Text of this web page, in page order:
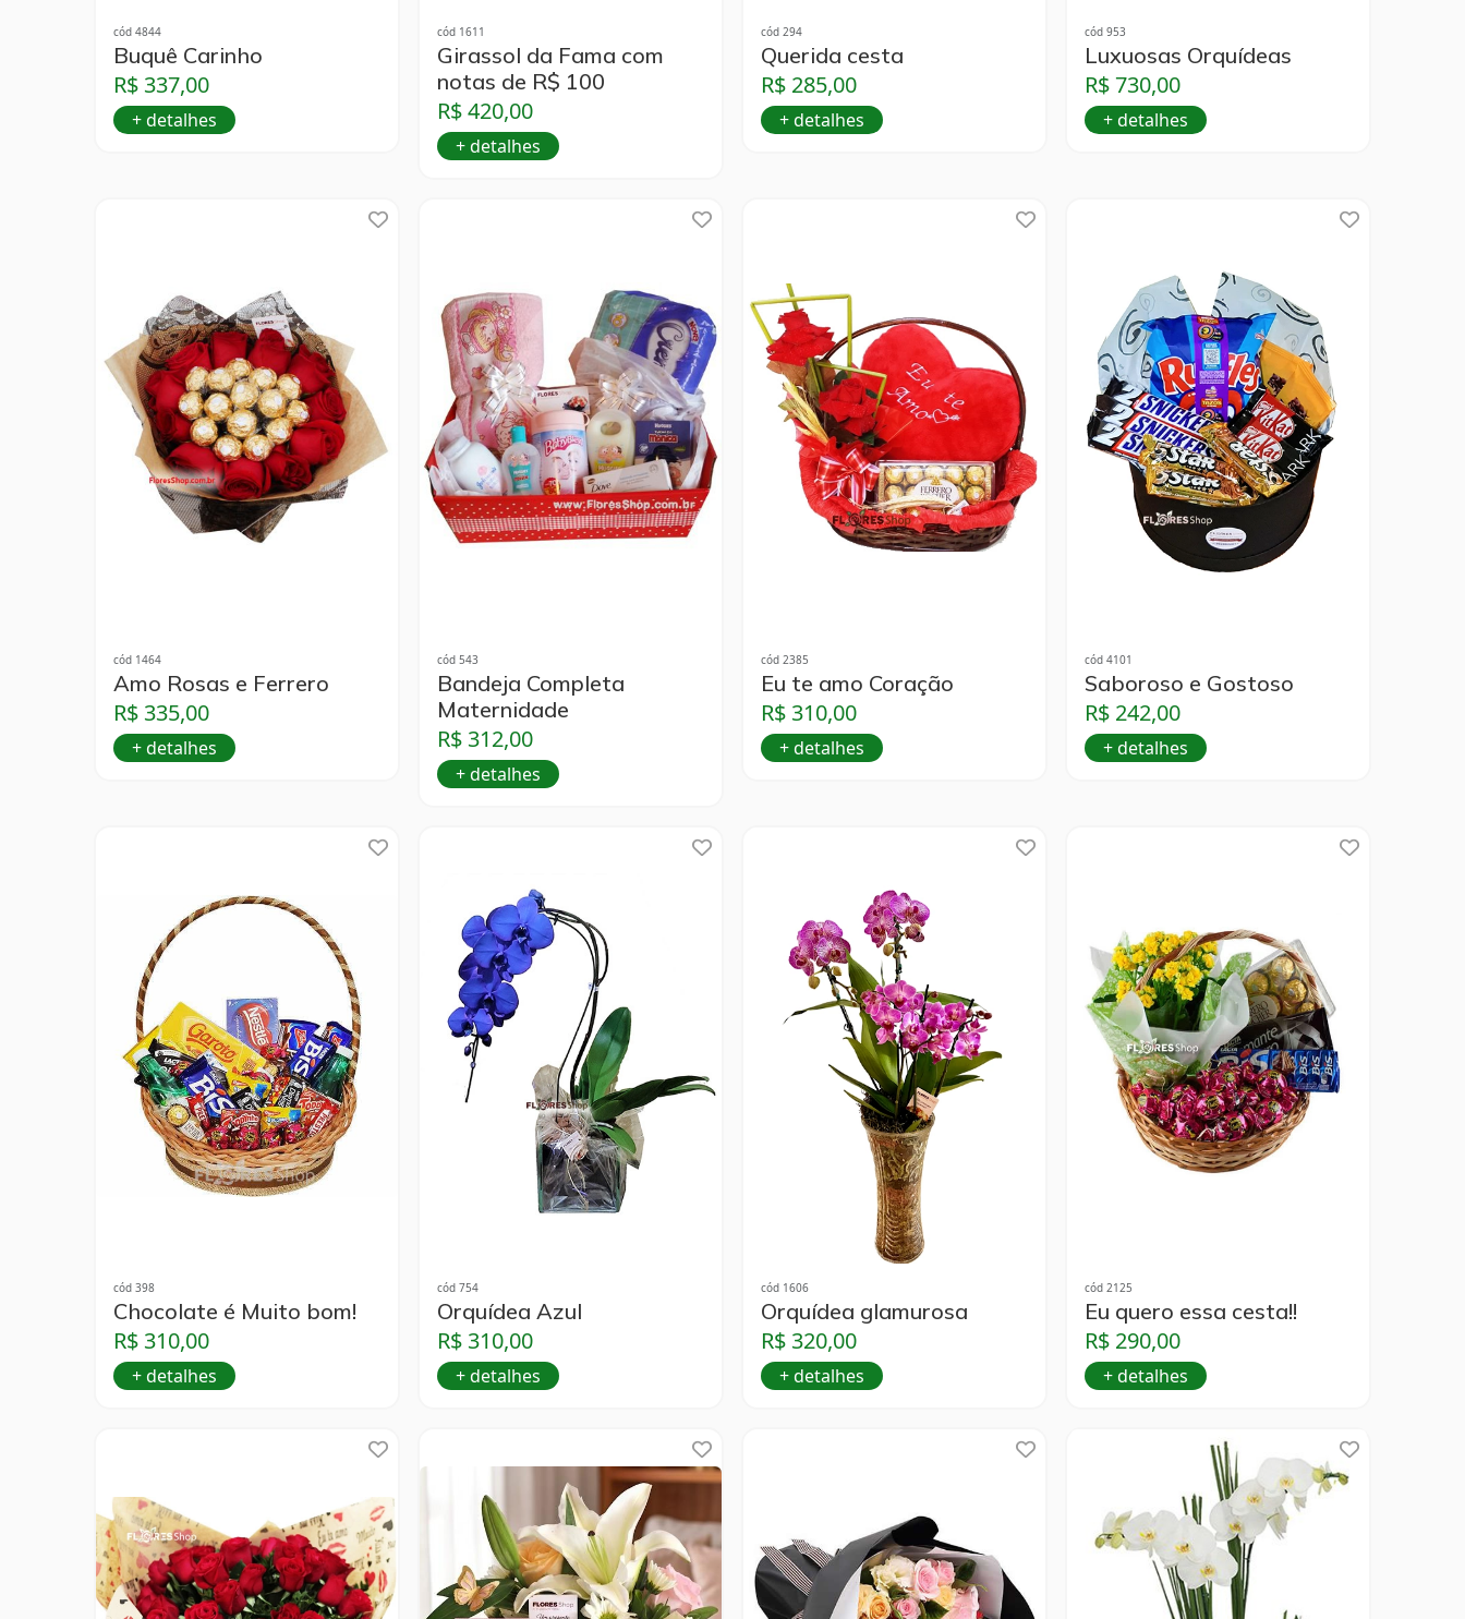
cód 4844
Buquê Carinho
R$ 337,00
+ detalhes
cód 1611
Girassol da Fama com
notas de R$ 100
R$ 420,00
+ detalhes
cód 294
Querida cesta
R$ 285,00
+ detalhes
cód 953
Luxuosas Orquídeas
R$ 730,00
+ detalhes
cód 1464
Amo Rosas e Ferrero
R$ 335,00
+ detalhes
cód 543
Bandeja Completa
Maternidade
R$ 312,00
+ detalhes
cód 2385
Eu te amo Coração
R$ 310,00
+ detalhes
cód 4101
Saboroso e Gostoso
R$ 242,00
+ detalhes
cód 398
Chocolate é Muito bom!
R$ 310,00
+ detalhes
cód 754
Orquídea Azul
R$ 310,00
+ detalhes
cód 1606
Orquídea glamurosa
R$ 320,00
+ detalhes
cód 2125
Eu quero essa cesta!!
R$ 290,00
+ detalhes